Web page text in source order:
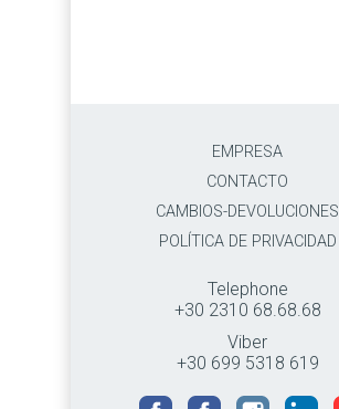
EMPRESA
CONTACTO
CAMBIOS-DEVOLUCIONES
POLÍTICA DE PRIVACIDAD
Telephone
+30 2310 68.68.68
Viber
+30 699 5318 619